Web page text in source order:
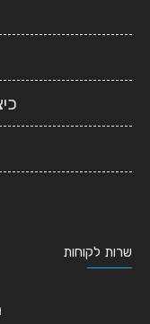
שרות לקוחות